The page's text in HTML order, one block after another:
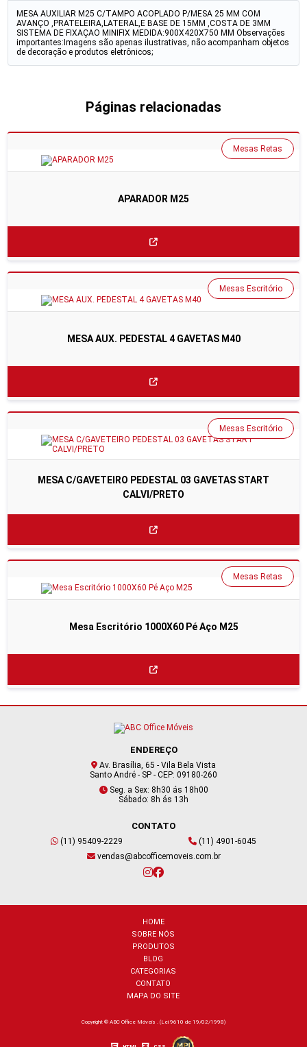
MESA AUXILIAR M25 C/TAMPO ACOPLADO P/MESA 25 MM COM
AVANÇO ,PRATELEIRA,LATERAL,E BASE DE 15MM ,COSTA DE 3MM
SISTEMA DE FIXAÇAO MINIFIX MEDIDA:900X420X750 MM Observações
importantes:Imagens são apenas ilustrativas, não acompanham objetos
de decoração e produtos eletrônicos;
Páginas relacionadas
APARADOR M25
Mesas Retas
MESA AUX. PEDESTAL 4 GAVETAS M40
Mesas Escritório
MESA C/GAVETEIRO PEDESTAL 03 GAVETAS START
CALVI/PRETO
Mesas Escritório
Mesa Escritório 1000X60 Pé Aço M25
Mesas Retas
ENDEREÇO
Av. Brasília, 65 - Vila Bela Vista
Santo André - SP - CEP: 09180-260
Seg. a Sex: 8h30 ás 18h00
Sábado: 8h ás 13h
CONTATO
(11) 95409-2229
(11) 4901-6045
vendas@abcofficemoveis.com.br
HOME
SOBRE NÓS
PRODUTOS
BLOG
CATEGORIAS
CONTATO
MAPA DO SITE
Copyright © ABC Office Móveis . (Lei 9610 de 19/02/1998)